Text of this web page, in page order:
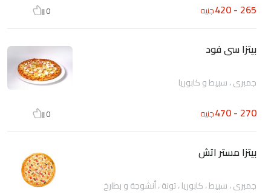
265 - 420 جنيه 0
بيتزا سى فود
جمبري ، سبيط و كابوريا
270 - 470 جنيه 0
بيتزا مستر اتش
جمبري ، سبيط ، كابوريا ، تونة ، أنشوجة و بطارخ